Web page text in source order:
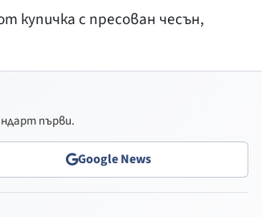
купичка с пресован чесън,
първи.
Google News